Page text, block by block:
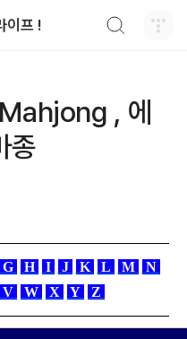
이프 !
, 에
종
G H I J K L M
N
V W X Y Z